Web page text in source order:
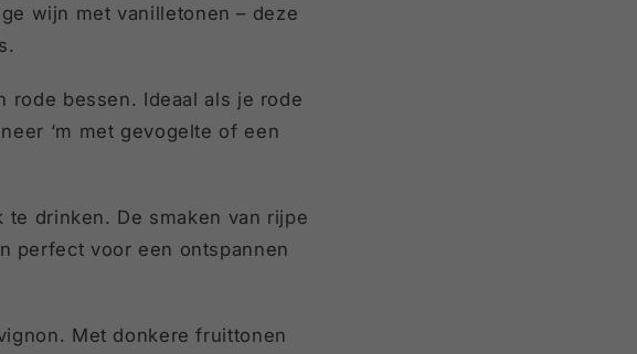
wijn met vanilletonen – deze
rode bessen. Ideaal als je rode
‘m met gevogelte of een
drinken. De smaken van rijpe
perfect voor een ontspannen
Met donkere fruittonen